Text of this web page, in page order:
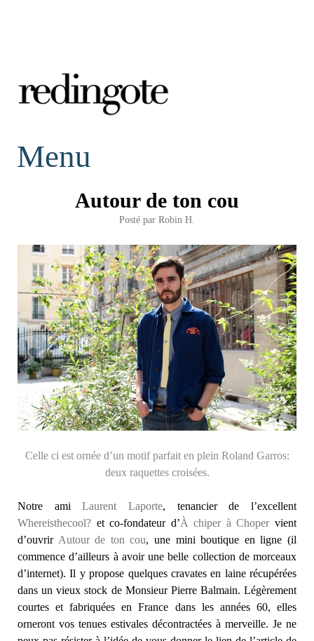
redingote.
Menu
Autour de ton cou
Posté par Robin H.
Celle ci est ornée d’un motif parfait en plein Roland Garros:
deux raquettes croisées.
Notre amiLaurent Laporte, tenancier de l’excellent
Whereisthecool? et co-fondateur d’À chiper à Chopervient
d’ouvrir Autour de ton cou, une mini boutique en ligne (il
commence d’ailleurs à avoir une belle collection de morceaux
d’internet). Il y propose quelques cravates en laine récupérées
dans un vieux stock de Monsieur Pierre Balmain. Légèrement
courtes et fabriquées en France dans les années 60, elles
orneront vos tenues estivales décontractées à merveille. Je ne